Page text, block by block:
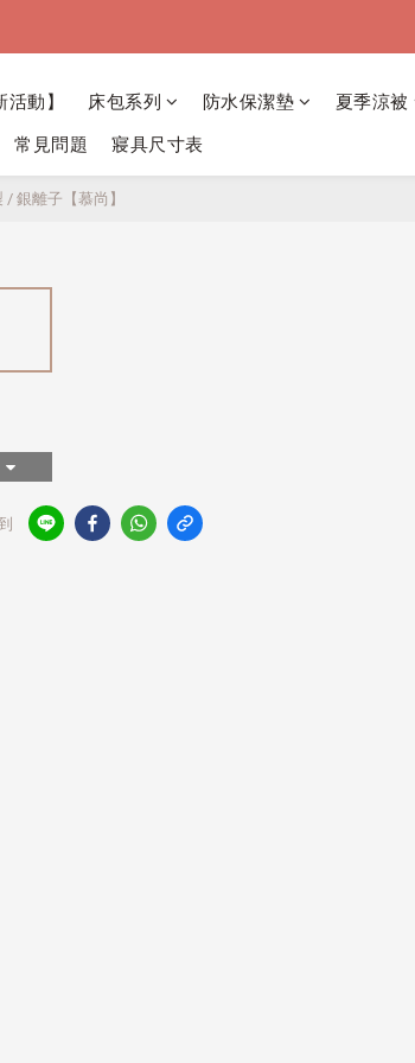
活動】 床包系列 防水保潔墊 夏季涼被
常見問題 寢具尺寸表
銀離子【慕尚】